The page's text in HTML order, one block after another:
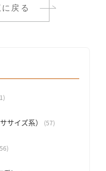
戻る
サイズ系） (57)